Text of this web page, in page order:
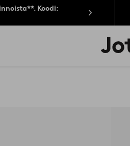
Koodi:
Jotex-
logo